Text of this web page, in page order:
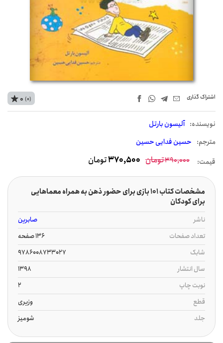
اشتراک‌ گذاری
نويسنده: آلیسون بارتل
مترجم: حسین فدایی حسین
0 (0)
قیمت: 390,000تومان 370,500تومان
مشخصات کتاب 101 بازی برای حضور ذهن به همراه معماهایی
برای کودکان
ناشر
صابرین
تعداد صفحات
136 صفحه
شابک
9786008733027
سال انتشار
1398
نوبت چاپ
2
قطع
وزیری
جلد
شومیز